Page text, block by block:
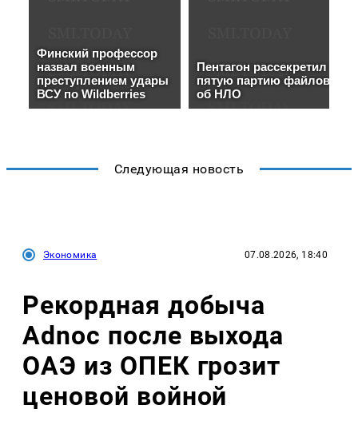
Следующая новость
Экономика 07.08.2026, 18:40
Рекордная добыча
Adnoc после выхода
ОАЭ из ОПЕК грозит
ценовой войной